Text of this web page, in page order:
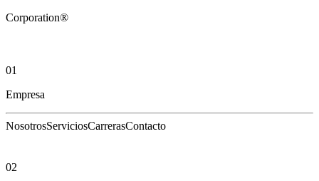
Corporation®
01
Empresa
NosotrosServiciosCarrerasContacto
02